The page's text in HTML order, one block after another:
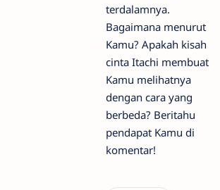
terdalamnya.
Bagaimana menurut
Kamu? Apakah kisah
cinta Itachi membuat
Kamu melihatnya
dengan cara yang
berbeda? Beritahu
pendapat Kamu di
komentar!